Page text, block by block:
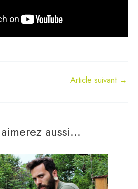
Article suivant →
aussi...